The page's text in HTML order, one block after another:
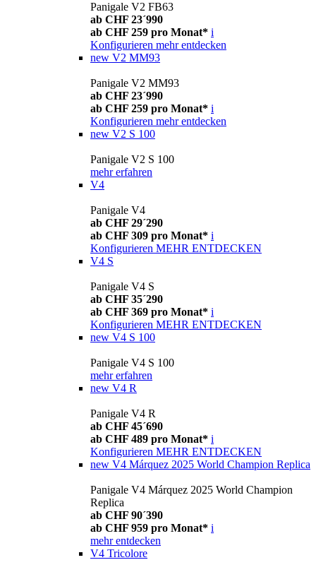
Panigale V2 FB63
ab CHF 23´990
ab CHF 259 pro Monat* i
Konfigurieren mehr entdecken
new V2 MM93
Panigale V2 MM93
ab CHF 23´990
ab CHF 259 pro Monat* i
Konfigurieren mehr entdecken
new V2 S 100
Panigale V2 S 100
mehr erfahren
V4
Panigale V4
ab CHF 29´290
ab CHF 309 pro Monat* i
Konfigurieren MEHR ENTDECKEN
V4 S
Panigale V4 S
ab CHF 35´290
ab CHF 369 pro Monat* i
Konfigurieren MEHR ENTDECKEN
new V4 S 100
Panigale V4 S 100
mehr erfahren
new V4 R
Panigale V4 R
ab CHF 45´690
ab CHF 489 pro Monat* i
Konfigurieren MEHR ENTDECKEN
new V4 Márquez 2025 World Champion Replica
Panigale V4 Márquez 2025 World Champion
Replica
ab CHF 90´390
ab CHF 959 pro Monat* i
mehr entdecken
V4 Tricolore